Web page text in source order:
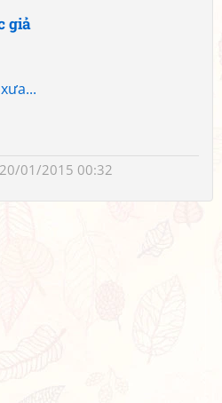
giả
01/2015 00:32